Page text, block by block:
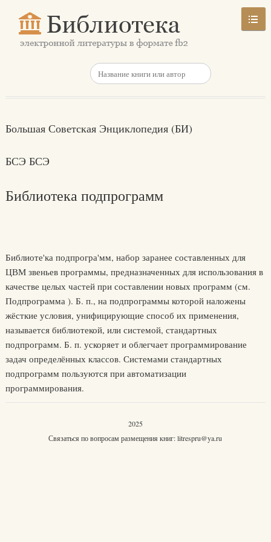
Большая Советская Энциклопедия (БИ)
БСЭ БСЭ
Библиотека подпрограмм
Библиоте'ка подпрогра'мм, набор заранее составленных для
ЦВМ звеньев программы, предназначенных для использования в
качестве целых частей при составлении новых программ (см.
Подпрограмма ). Б. п., на подпрограммы которой наложены
жёсткие условия, унифицирующие способ их применения,
называется библиотекой, или системой, стандартных
подпрограмм. Б. п. ускоряет и облегчает программирование
задач определённых классов. Системами стандартных
подпрограмм пользуются при автоматизации
программирования.
2025
Связаться по вопросам размещения книг:litrespru@ya.ru